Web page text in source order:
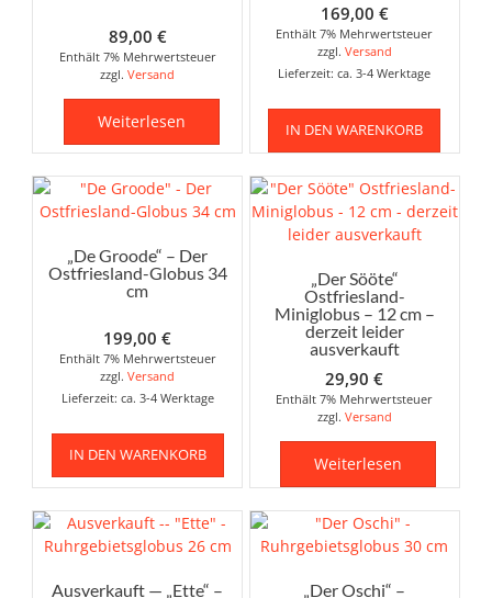
89,00 €
Enthält 7% Mehrwertsteuer
zzgl.Versand
Weiterlesen
169,00 €
Enthält 7% Mehrwertsteuer
zzgl. Versand
Lieferzeit: ca. 3-4 Werktage
IN DEN WARENKORB
„De Groode“ – Der
Ostfriesland-Globus 34
cm
199,00€
Enthält 7% Mehrwertsteuer
zzgl.Versand
Lieferzeit: ca. 3-4 Werktage
IN DEN WARENKORB
„Der Sööte“
Ostfriesland-
Miniglobus – 12 cm –
derzeit leider
ausverkauft
29,90€
Enthält 7% Mehrwertsteuer
zzgl. Versand
Weiterlesen
Ausverkauft — „Ette“ –
„Der Oschi“ –